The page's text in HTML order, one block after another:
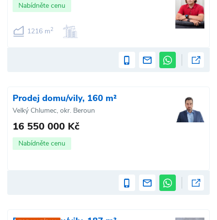
Nabídněte cenu
1216 m2
Prodej domu/vily, 160 m²
Velký Chlumec, okr. Beroun
16 550 000 Kč
Nabídněte cenu